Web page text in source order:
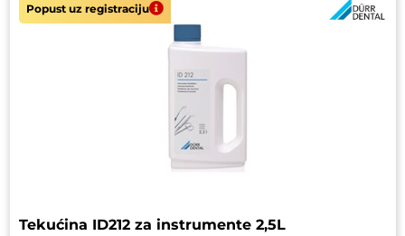
Popust uz registraciju
Tekućina ID212 za instrumente 2,5L